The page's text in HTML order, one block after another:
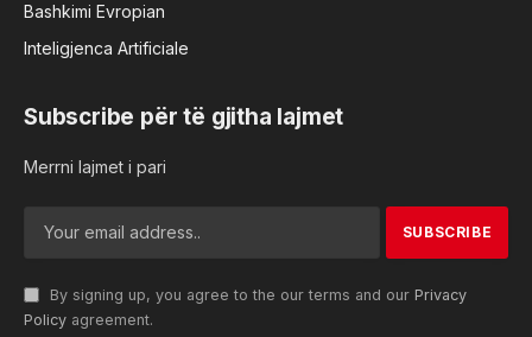
Bashkimi Evropian
Inteligjenca Artificiale
Subscribe për të gjitha lajmet
Merrni lajmet i pari
By signing up, you agree to the our terms and our Privacy
Policy agreement.